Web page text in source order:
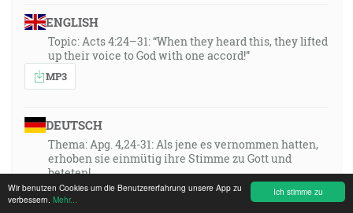
Ich stimme zu
Wir benutzen Cookies um die Benutzererfahrung unsere App zu
verbessern. Mehr...
ENGLISH
Topic: Acts 4:24–31: “When they heard this, they lifted
up their voice to God with one accord!”
MP3
DEUTSCH
Thema: Apg. 4,24-31: Als jene es vernommen hatten,
erhoben sie einmütig ihre Stimme zu Gott und
beteten!
MP3